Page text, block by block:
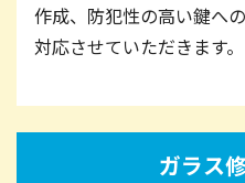
作成、防犯性の高い鍵へ
対応させていただきます。
ガラス